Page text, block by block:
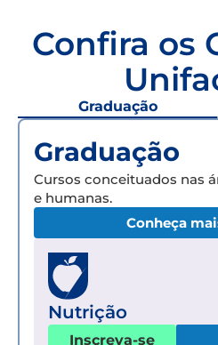
Confira os
Graduação
Graduação
Cursos conceituados nas
e humanas.
Conheça
Nutrição
Inscreva-se